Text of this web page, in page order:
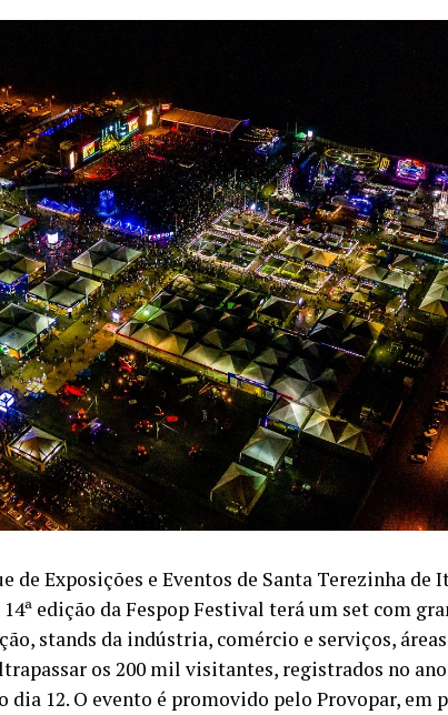
de Exposições e Eventos de Santa Terezinha de
edição da Fespop Festival terá um set com
stands da indústria, comércio e serviços, áreas
os 200 mil visitantes, registrados no
dia 12. O evento é promovido pelo Provopar, em